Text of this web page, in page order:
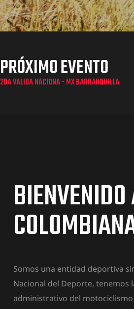
PRÓXIMO EVENTO
2DA VALIDA NACIONA - MX BARRANQUILLA
Somos una entidad deportiva
Nacional del Deporte,
administrativo del